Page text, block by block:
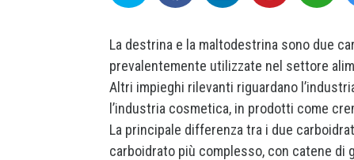
La destrina e la maltodestrina sono due
prevalentemente utilizzate nel settore
Altri impieghi rilevanti riguardano
l’industria cosmetica, in prodotti come
La principale differenza tra i due
carboidrato più complesso, con catene